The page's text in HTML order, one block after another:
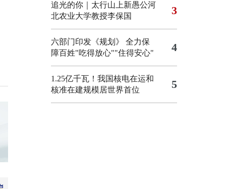
追光的你｜太行山上新愚公河
北农业大学教授李保国
3
六部门印发《规划》 全力保
障百姓"吃得放心""住得安心"
4
1.25亿千瓦！我国核电在运和
核准在建规模居世界首位
5